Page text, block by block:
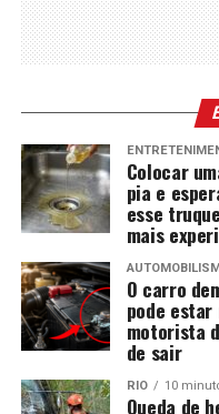
Colocar
pia e
esse
mais
O carro
pode
motorista
de sair
RIO 10
Queda de